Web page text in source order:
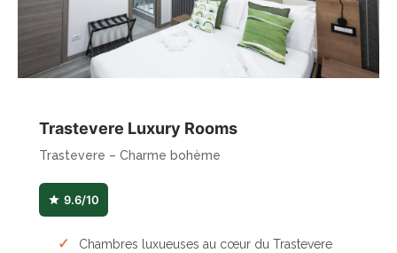
Trastevere Luxury Rooms
Trastevere – Charme bohème
9.6/10
Chambres luxueuses au cœur du Trastevere